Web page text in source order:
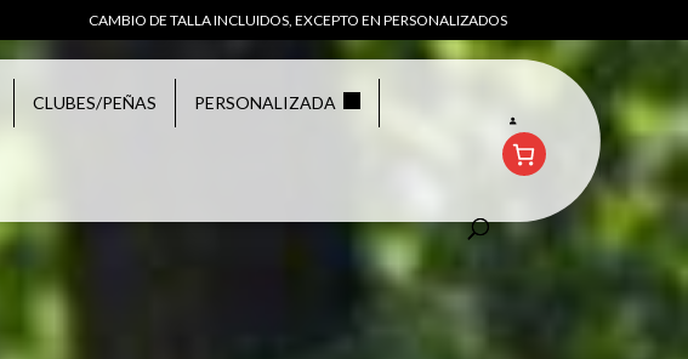
CAMBIO DE TALLA INCLUIDOS, EXCEPTO EN PERSONALIZADOS
CLUBES/PEÑAS PERSONALIZADA